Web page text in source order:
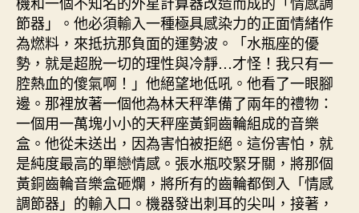
節器」。他必須輸入一種極具感染力的正面情緒作
為燃料，來抵抗那負面的運勢波。「水瓶座的優
勢，就是超脫一切的理性與冷靜…才怪！我只有一
腔熱血的傻氣啊！」他絕望地低吼。他看了一眼腳
邊。那裡放著一個他為林天秤準備了兩年的禮物：
一個用一萬塊小小的天秤座黃銅齒輪組成的音樂
盒。他從未送出，因為害怕被拒絕。這份害怕，就
是純度最高的單戀情感。張水瓶咬緊牙關，將那個
黃銅齒輪音樂盒砸爛，將所有的齒輪都倒入「情感
調節器」的輸入口。機器發出刺耳的尖叫，接著，